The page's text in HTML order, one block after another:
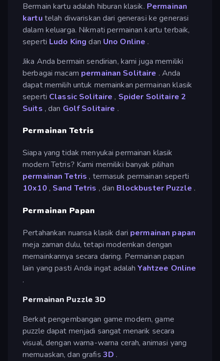
Bermain kartu adalah hiburan klasik. Permainan
kartu telah diwariskan dari generasi ke generasi
dalam keluarga. Nikmati permainan kartu terbaik,
seperti Ludo King dan Uno Online .
Jika Anda bermain sendirian, kami juga memiliki
berbagai macam permainan Solitaire . Anda
dapat memilih untuk memainkan permainan klasik
seperti Classic Solitaire , Spider Solitaire 2
Suits , dan Golf Solitaire .
Permainan Tetris
Siapa yang tidak menyukai permainan klasik
modern Tetris? Kami memiliki banyak pilihan
permainan Tetris , termasuk permainan seperti
10x10 , Sand Tetris , dan Blockbuster Puzzle .
Permainan Papan
Pertahankan nuansa klasik dari permainan papan
meja zaman dulu, tetapi modernkan dengan
memainkannya secara daring. Permainan papan
lain yang pasti Anda ingat adalahYahtzee Online
.
Permainan Puzzle 3D
Berkat pengembangan game modern, game
puzzle dapat menjadi sangat menarik secara
visual, dengan warna-warna cerah, animasi yang
memuaskan, dan grafis 3D .